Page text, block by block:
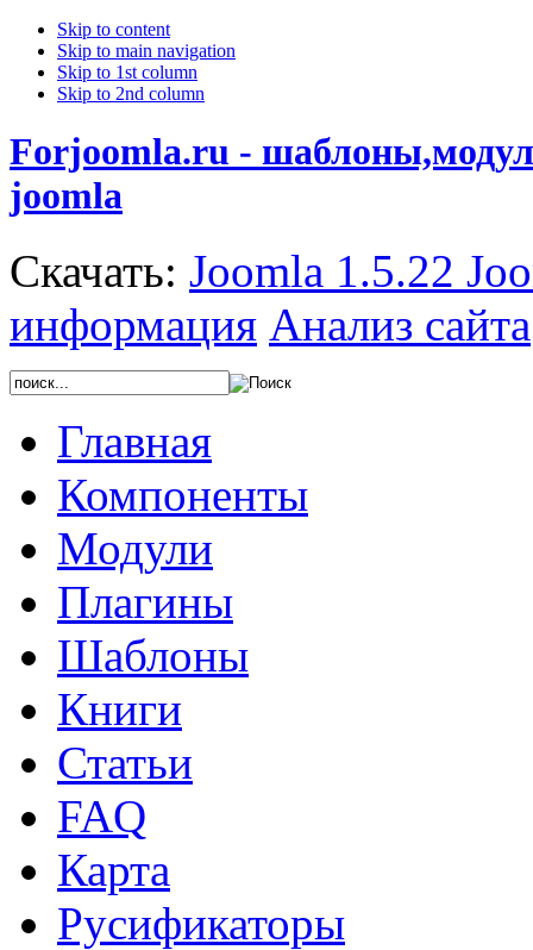
Skip to content
Skip to main navigation
Skip to 1st column
Skip to 2nd column
Forjoomla.ru -
joomla
Скачать: Joomla 1.5.22
информация Анализ сайта
Главная
Компоненты
Модули
Плагины
Шаблоны
Книги
Статьи
FAQ
Карта
Русификаторы